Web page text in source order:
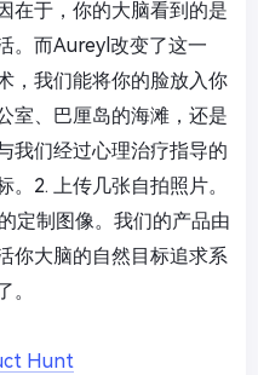
在于，你的大脑看到的是
。而Aureyl改变了这一
，我们能将你的脸放入你
室、巴厘岛的海滩，还是
我们经过心理治疗指导的
2. 上传几张自拍照片。
定制图像。我们的产品由
你大脑的自然目标追求系
Hunt